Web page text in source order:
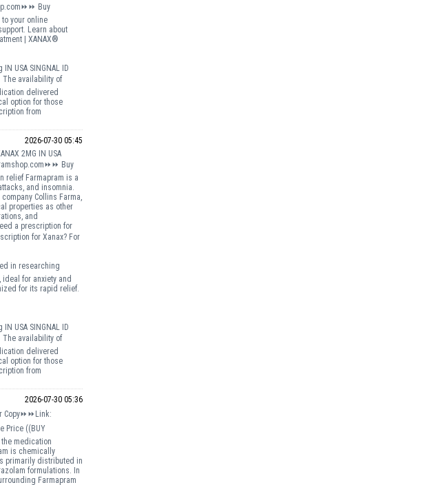
Buy
to your online
Learn about
| XANAX®
USA SINGNAL ID
The availability of
delivered
option for those
from
2026-07-30 05:45
2MG IN USA
Buy
relief Farmapram is a
and insomnia.
Collins Farma,
properties as other
and
a prescription for
for Xanax? For
in researching
ideal for anxiety and
for its rapid relief.
USA SINGNAL ID
The availability of
delivered
option for those
from
2026-07-30 05:36
Copy⏩⏩Link:
Price ((BUY
the medication
is chemically
primarily distributed in
formulations. In
Farmapram